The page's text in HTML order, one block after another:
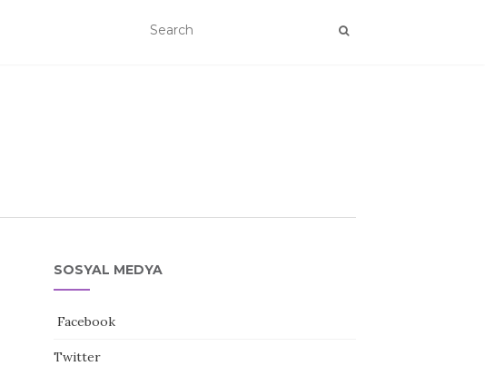
SOSYAL MEDYA
Facebook
Twitter